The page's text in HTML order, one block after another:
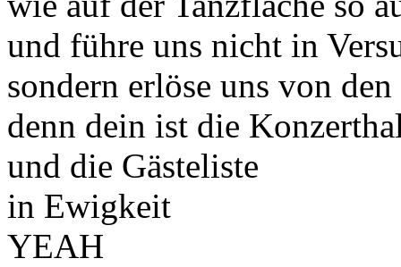
und führe uns nicht in
sondern erlöse uns von
denn dein ist die
und die Gästeliste
in Ewigkeit
YEAH